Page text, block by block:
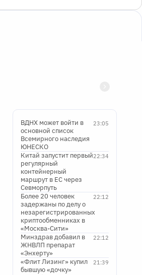
23:05
ВДНХ может войти в
основной список
Всемирного наследия
ЮНЕСКО
22:34
Китай запустит первый
регулярный
контейнерный
маршрут в ЕС через
Севморпуть
22:12
Более 20 человек
задержаны по делу о
незарегистрированных
криптообменниках в
«Москва-Сити»
22:12
Минздрав добавил в
ЖНВЛП препарат
«Энхерту»
21:39
«Флит Лизинг» купил
бывшую «дочку»